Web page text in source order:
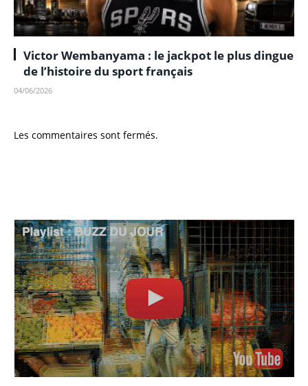
Victor Wembanyama : le jackpot le plus dingue
de l’histoire du sport français
04/06/2026
Les commentaires sont fermés.